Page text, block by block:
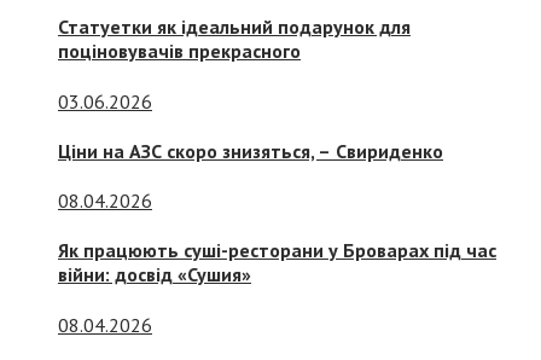
Статуетки як ідеальний подарунок для
поціновувачів прекрасного
03.06.2026
Ціни на АЗС скоро знизяться, – Свириденко
08.04.2026
Як працюють суші-ресторани у Броварах під час
війни: досвід «Сушия»
08.04.2026